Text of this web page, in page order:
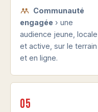
Communauté
engagée › une
audience jeune, locale
et active, sur le terrain
et en ligne.
05